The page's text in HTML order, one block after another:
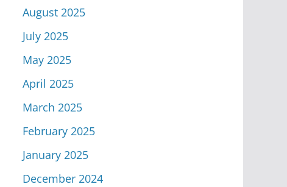
August 2025
July 2025
May 2025
April 2025
March 2025
February 2025
January 2025
December 2024